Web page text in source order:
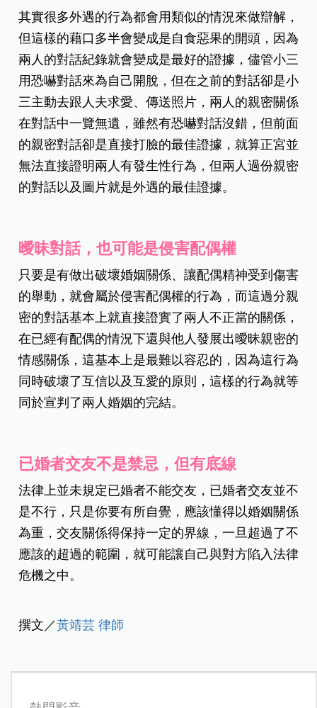
其實很多外遇的行為都會用類似的情況來做辯解，
但這樣的藉口多半會變成是自食惡果的開頭，因為
兩人的對話紀錄就會變成是最好的證據，儘管小三
用恐嚇對話來為自己開脫，但在之前的對話卻是小
三主動去跟人夫求愛、傳送照片，兩人的親密關係
在對話中一覽無遺，雖然有恐嚇對話沒錯，但前面
的親密對話卻是直接打臉的最佳證據，就算正宮並
無法直接證明兩人有發生性行為，但兩人過份親密
的對話以及圖片就是外遇的最佳證據。
曖昧對話，也可能是侵害配偶權
只要是有做出破壞婚姻關係、讓配偶精神受到傷害
的舉動，就會屬於侵害配偶權的行為，而這過分親
密的對話基本上就直接證實了兩人不正當的關係，
在已經有配偶的情況下還與他人發展出曖昧親密的
情感關係，這基本上是最難以容忍的，因為這行為
同時破壞了互信以及互愛的原則，這樣的行為就等
同於宣判了兩人婚姻的完結。
已婚者交友不是禁忌，但有底線
法律上並未規定已婚者不能交友，已婚者交友並不
是不行，只是你要有所自覺，應該懂得以婚姻關係
為重，交友關係得保持一定的界線，一旦超過了不
應該的超過的範圍，就可能讓自己與對方陷入法律
危機之中。
撰文／黃靖芸 律師